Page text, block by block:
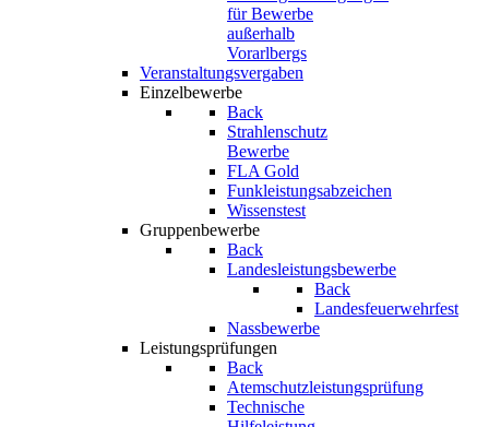
für Bewerbe
außerhalb
Vorarlbergs
Veranstaltungsvergaben
Einzelbewerbe
Back
Strahlenschutz
Bewerbe
FLA Gold
Funkleistungsabzeichen
Wissenstest
Gruppenbewerbe
Back
Landesleistungsbewerbe
Back
Landesfeuerwehrfest
Nassbewerbe
Leistungsprüfungen
Back
Atemschutzleistungsprüfung
Technische